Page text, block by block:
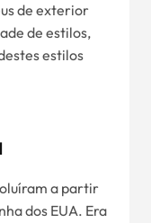
de exterior
de estilos,
estilos
a partir
dos EUA. Era